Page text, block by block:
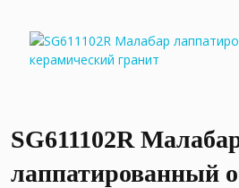
SG611102R
лаппатированный